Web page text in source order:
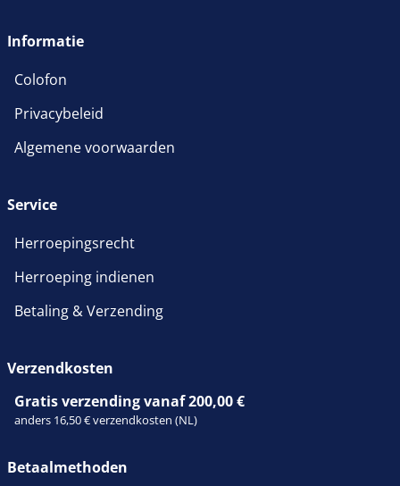
Informatie
Colofon
Privacybeleid
Algemene voorwaarden
Service
Herroepingsrecht
Herroeping indienen
Betaling & Verzending
Verzendkosten
Gratis verzending vanaf 200,00 €
anders 16,50 € verzendkosten (NL)
Betaalmethoden